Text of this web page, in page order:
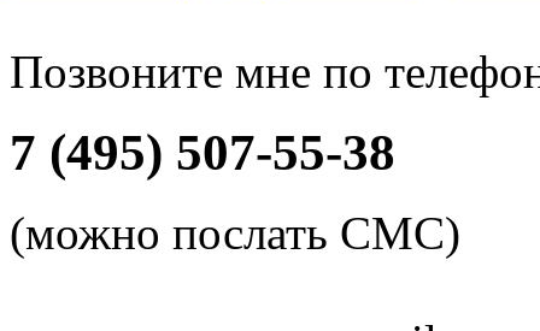
Позвоните мне по
7 (495) 507-55-38
(можно послать СМС)